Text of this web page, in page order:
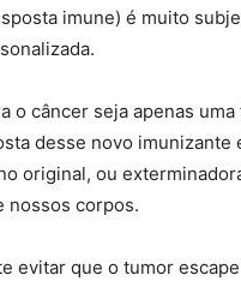
imune) é muito
o câncer seja apenas
desse novo imunizante
original, ou
nossos corpos.
evitar que o tumor